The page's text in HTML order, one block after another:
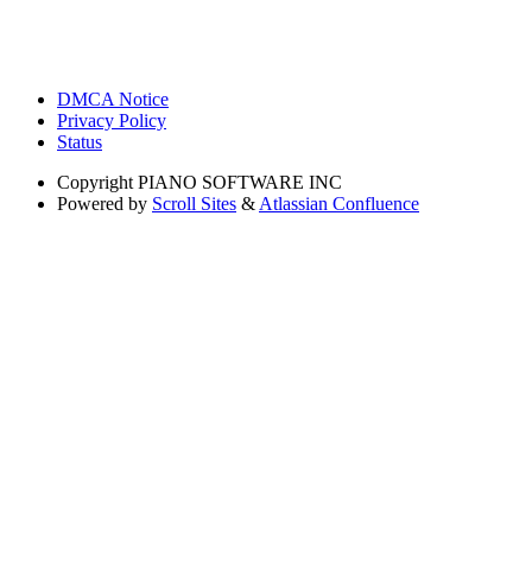
DMCA Notice
Privacy Policy
Status
Copyright PIANO SOFTWARE INC
Powered by Scroll Sites &Atlassian Confluence